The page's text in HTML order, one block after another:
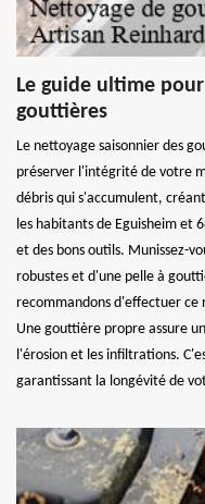
Le guide ultime
gouttières
Le nettoyage saisonnier des
préserver l'intégrité de votre
débris qui s'accumulent,
les habitants de Eguisheim et
et des bons outils. Munissez-
robustes et d'une pelle à
recommandons d'effectuer ce
Une gouttière propre assure
l'érosion et les infiltrations.
garantissant la longévité de